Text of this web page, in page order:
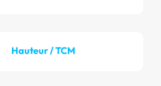
Hauteur / TCM